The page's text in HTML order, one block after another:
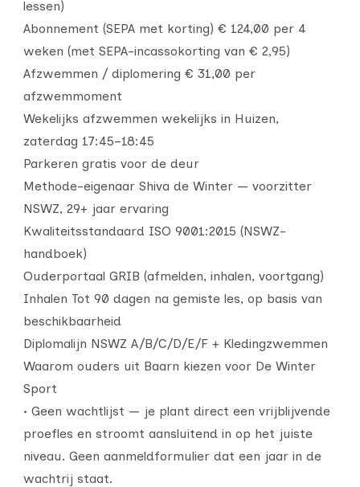
lessen)
Abonnement (SEPA met korting) € 124,00 per 4
weken (met SEPA-incassokorting van € 2,95)
Afzwemmen / diplomering € 31,00 per
afzwemmoment
Wekelijks afzwemmen wekelijks in Huizen,
zaterdag 17:45–18:45
Parkeren gratis voor de deur
Methode-eigenaar Shiva de Winter — voorzitter
NSWZ, 29+ jaar ervaring
Kwaliteitsstandaard ISO 9001:2015 (NSWZ-
handboek)
Ouderportaal GRIB (afmelden, inhalen, voortgang)
Inhalen Tot 90 dagen na gemiste les, op basis van
beschikbaarheid
Diplomalijn NSWZ A/B/C/D/E/F + Kledingzwemmen
Waarom ouders uit Baarn kiezen voor De Winter
Sport
• Geen wachtlijst — je plant direct een vrijblijvende
proefles en stroomt aansluitend in op het juiste
niveau. Geen aanmeldformulier dat een jaar in de
wachtrij staat.